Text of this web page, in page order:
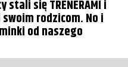
się TRENERAMI i
rodzicom. No i
od naszego